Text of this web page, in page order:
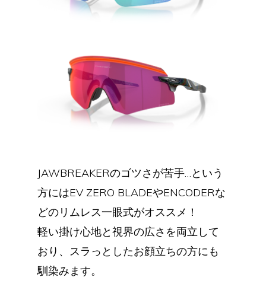
JAWBREAKERのゴツさが苦手…という
方にはEV ZERO BLADEやENCODERな
どのリムレス一眼式がオススメ！
軽い掛け心地と視界の広さを両立して
おり、スラっとしたお顔立ちの方にも
馴染みます。